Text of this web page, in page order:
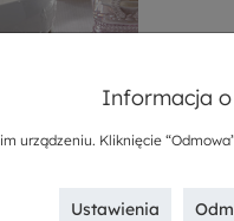
Informacja
urządzeniu. Kliknięcie
Ustawienia